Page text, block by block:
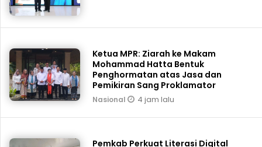
Ketua MPR: Ziarah ke Makam
Mohammad Hatta Bentuk
Penghormatan atas Jasa dan
Pemikiran Sang Proklamator
Nasional 4 jam lalu
Pemkab Perkuat Literasi Digital